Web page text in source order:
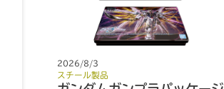
2026/8/3
スチール製品